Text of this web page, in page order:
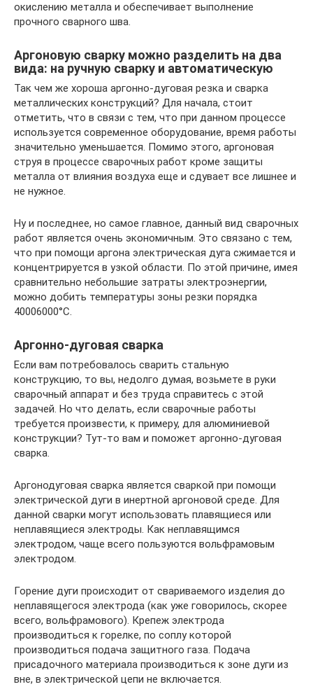
окислению металла и обеспечивает выполнение
прочного сварного шва.
Аргоновую сварку можно разделить на два
вида: на ручную сварку и автоматическую
Так чем же хороша аргонно-дуговая резка и сварка
металлических конструкций? Для начала, стоит
отметить, что в связи с тем, что при данном процессе
используется современное оборудование, время работы
значительно уменьшается. Помимо этого, аргоновая
струя в процессе сварочных работ кроме защиты
металла от влияния воздуха еще и сдувает все лишнее и
не нужное.
Ну и последнее, но самое главное, данный вид сварочных
работ является очень экономичным. Это связано с тем,
что при помощи аргона электрическая дуга сжимается и
концентрируется в узкой области. По этой причине, имея
сравнительно небольшие затраты электроэнергии,
можно добить температуры зоны резки порядка
40006000°C.
Аргонно-дуговая сварка
Если вам потребовалось сварить стальную
конструкцию, то вы, недолго думая, возьмете в руки
сварочный аппарат и без труда справитесь с этой
задачей. Но что делать, если сварочные работы
требуется произвести, к примеру, для алюминиевой
конструкции? Тут-то вам и поможет аргонно-дуговая
сварка.
Аргонодуговая сварка является сваркой при помощи
электрической дуги в инертной аргоновой среде. Для
данной сварки могут использовать плавящиеся или
неплавящиеся электроды. Как неплавящимся
электродом, чаще всего пользуются вольфрамовым
электродом.
Горение дуги происходит от свариваемого изделия до
неплавящегося электрода (как уже говорилось, скорее
всего, вольфрамового). Крепеж электрода
производиться к горелке, по соплу которой
производиться подача защитного газа. Подача
присадочного материала производиться к зоне дуги из
вне, в электрической цепи не включается.